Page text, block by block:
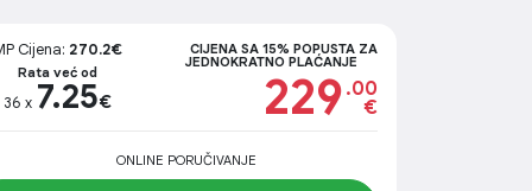
Cijena: 270.2€
Rata već od
36 x 7.25€
CIJENA SA 15% POPUSTA ZA
JEDNOKRATNO PLAĆANJE
229 .00
€
ONLINE PORUČIVANJE